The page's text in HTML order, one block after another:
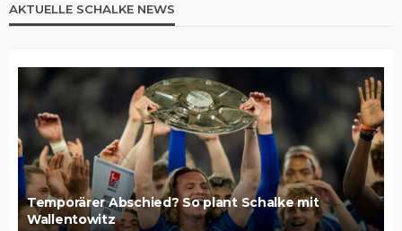
AKTUELLE SCHALKE NEWS
Temporärer Abschied? So plant Schalke mit
Wallentowitz